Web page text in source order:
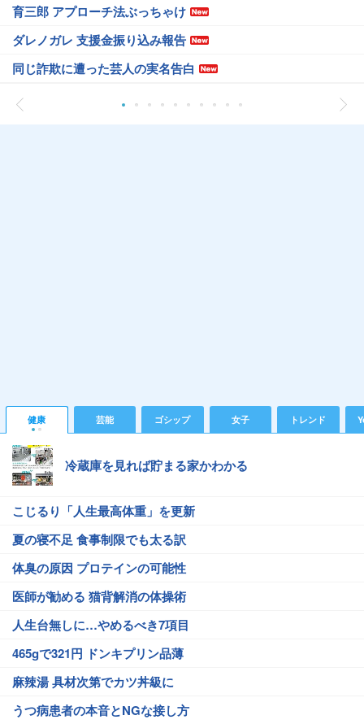
育三郎 アプローチ法ぶっちゃけ
ダレノガレ 支援金振り込み報告
同じ詐欺に遭った芸人の実名告白
健康 芸能 ゴシップ 女子 トレンド
冷蔵庫を見れば貯まる家かわかる
こじるり「人生最高体重」を更新
夏の寝不足 食事制限でも太る訳
体臭の原因 プロテインの可能性
医師が勧める 猫背解消の体操術
人生台無しに…やめるべき7項目
465gで321円 ドンキプリン品薄
麻辣湯 具材次第でカツ丼級に
うつ病患者の本音とNGな接し方